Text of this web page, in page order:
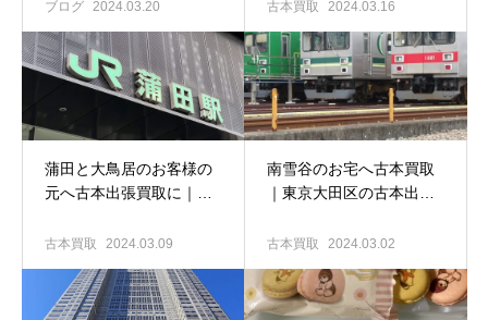
ブログ 2024.03.20 古本買取 2024.03.16
蒲田と大鳥居のお客様の
元へ古本出張買取に｜東
店 古書窟揚羽堂
古本買取 2024.03.09
南雪谷のお宅へ古本買取
｜東京大田区の古本出張
古本買取 2024.03.02